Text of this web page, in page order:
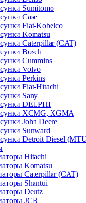
Sumitomo
Case
Fiat-Kobelco
Komatsu
Caterpillar (CAT)
Bosch
Cummins
Volvo
Perkins
Fiat-Hitachi
Sany
DELPHI
XCMG, XGMA
John Deere
Sunward
Detroit Diesel
Hitachi
Komatsu
Caterpillar (CAT)
Shantui
Deutz
JCB